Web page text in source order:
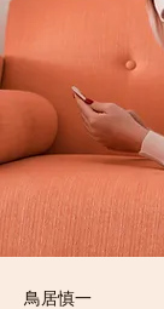
鳥居慎一